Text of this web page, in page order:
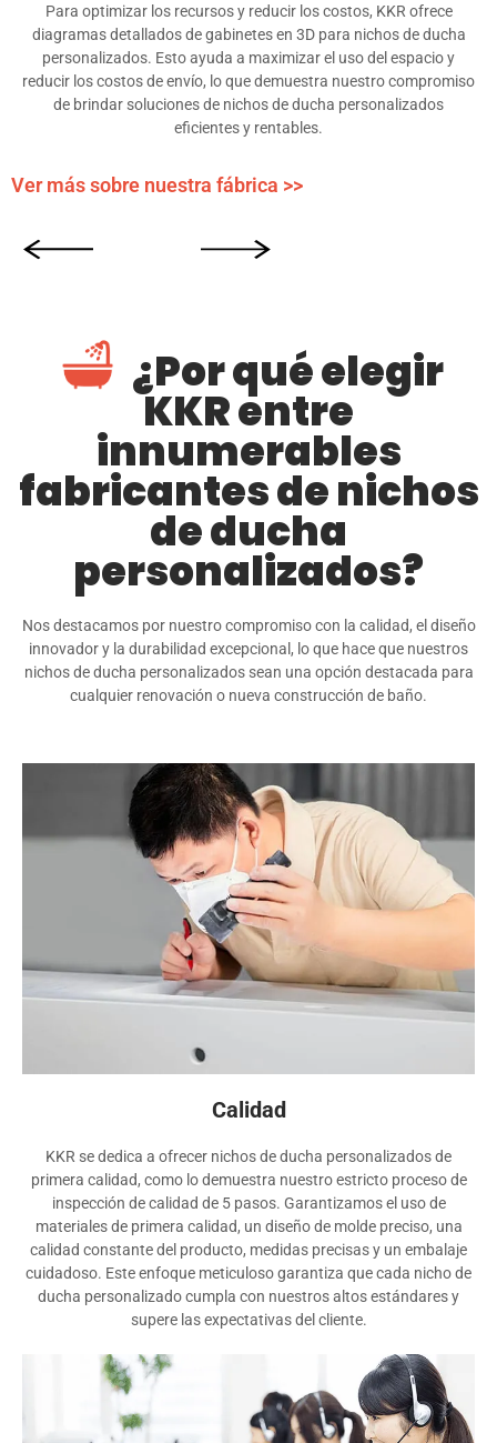
Para optimizar los recursos y reducir los costos, KKR ofrece
diagramas detallados de gabinetes en 3D para nichos de ducha
personalizados. Esto ayuda a maximizar el uso del espacio y
reducir los costos de envío, lo que demuestra nuestro compromiso
de brindar soluciones de nichos de ducha personalizados
eficientes y rentables.
Ver más sobre nuestra fábrica >>
¿Por qué elegir
KKR entre
innumerables
fabricantes de nichos
de ducha
personalizados?
Nos destacamos por nuestro compromiso con la calidad, el diseño
innovador y la durabilidad excepcional, lo que hace que nuestros
nichos de ducha personalizados sean una opción destacada para
cualquier renovación o nueva construcción de baño.
Calidad
KKR se dedica a ofrecer nichos de ducha personalizados de
primera calidad, como lo demuestra nuestro estricto proceso de
inspección de calidad de 5 pasos. Garantizamos el uso de
materiales de primera calidad, un diseño de molde preciso, una
calidad constante del producto, medidas precisas y un embalaje
cuidadoso. Este enfoque meticuloso garantiza que cada nicho de
ducha personalizado cumpla con nuestros altos estándares y
supere las expectativas del cliente.